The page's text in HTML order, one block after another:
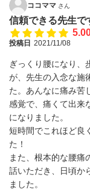
ココママ さん
信頼できる先生で
投稿日 2021/11/08
ぎっくり腰になり、
が、先生の入念な施
た。あんなに痛み苦
感覚で、痛くて出来
になりました。
短時間でこれほど良
た！
また、根本的な腰痛
話いただき、日頃か
ました。